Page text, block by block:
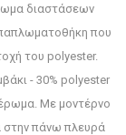
διαστάσεων
που
του polyester.
- 30% polyester
Με μοντέρνο
στην πάνω πλευρά